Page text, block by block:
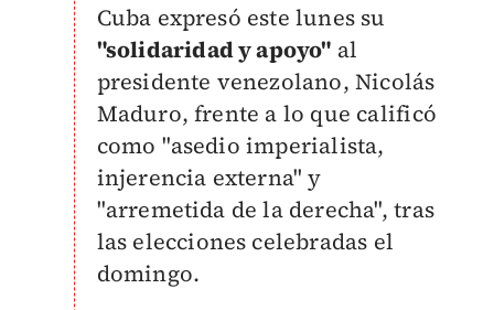
Cuba expresó este lunes su
"solidaridad y apoyo" al
presidente venezolano, Nicolás
Maduro, frente a lo que calificó
como "asedio imperialista,
injerencia externa" y
"arremetida de la derecha", tras
las elecciones celebradas el
domingo.